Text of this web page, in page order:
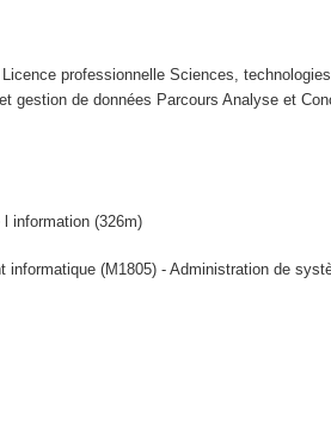
Licence professionnelle Sciences,
gestion de données Parcours Analyse et
information (326m)
informatique (M1805) - Administration de